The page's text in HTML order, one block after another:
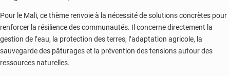
Pour le Mali, ce thème renvoie à la nécessité de solutions concrètes pour
renforcer la résilience des communautés. Il concerne directement la
gestion de l’eau, la protection des terres, l’adaptation agricole, la
sauvegarde des pâturages et la prévention des tensions autour des
ressources naturelles.